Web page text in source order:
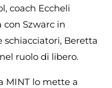
coach Eccheli
Szwarc in
schiacciatori, Beretta
ruolo di libero.
MINT lo mette a